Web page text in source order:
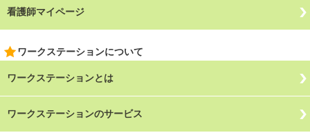
看護師マイページ
ワークステーションについて
ワークステーションとは
ワークステーションのサービス